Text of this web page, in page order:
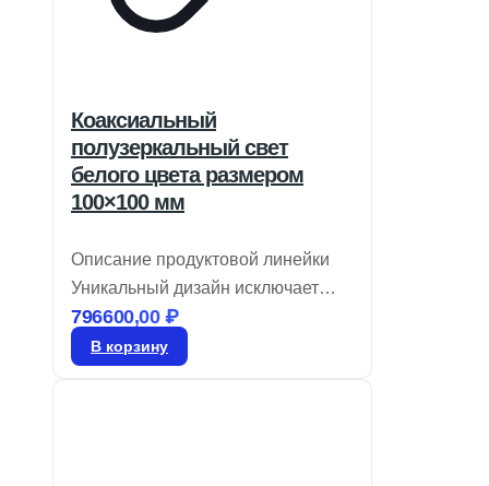
Коаксиальный
полузеркальный свет
белого цвета размером
100×100 мм
Описание продуктовой линейки
Уникальный дизайн исключает
появление ложных отражений
Доступны в красном, белом и
796600,00₽
В корзину